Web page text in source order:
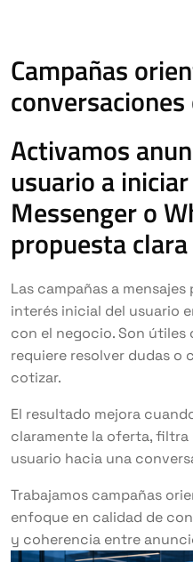
Campañas
Activamos
usuario a
Messenger o
propuesta clara
Las campañas a
interés inicial del usuario
con el negocio. Son
requiere resolver dudas o
cotizar.
El resultado mejora
claramente la oferta,
usuario hacia una
Trabajamos campañas
enfoque en calidad de
y coherencia entre